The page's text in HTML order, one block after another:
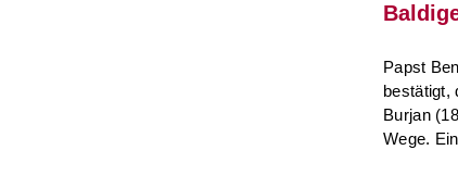
Papst
bestätigt,
Burjan
Wege.